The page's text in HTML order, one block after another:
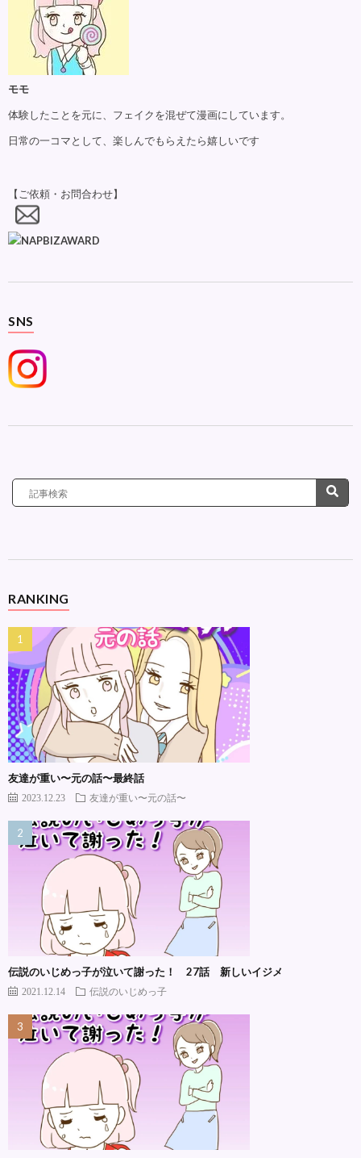
モモ
体験したことを元に、フェイクを混ぜて漫画にしています。
日常の一コマとして、楽しんでもらえたら嬉しいです
【ご依頼・お問合わせ】
SNS
RANKING
友達が重い〜元の話〜最終話
2023.12.23 友達が重い〜元の話〜
伝説のいじめっ子が泣いて謝った！ 27話 新しいイジメ
2021.12.14 伝説のいじめっ子